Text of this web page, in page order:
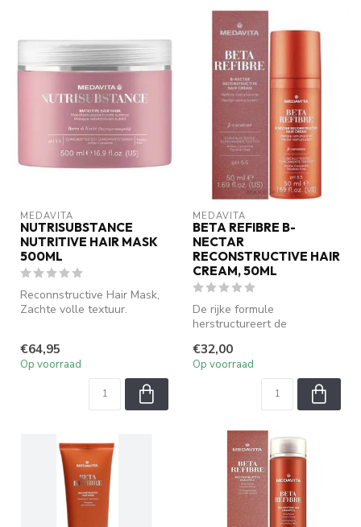
MEDAVITA
NUTRISUBSTANCE
NUTRITIVE HAIR MASK
500ML
Reconnstructive Hair Mask,
Zachte volle textuur.
€64,95
Op voorraad
MEDAVITA
BETA REFIBRE B-
NECTAR
RECONSTRUCTIVE HAIR
CREAM, 50ML
De rijke formule
herstructureert de
haar en herstelt di...
€32,00
Op voorraad